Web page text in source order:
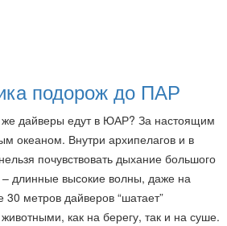
подорож до ПАР
дайверы едут в ЮАР? За настоящим
океаном. Внутри архипелагов и в
почувствовать дыхание большого
– длинные высокие волны, даже на
30 метров дайверов “шатает”
как на берегу, так и на суше.